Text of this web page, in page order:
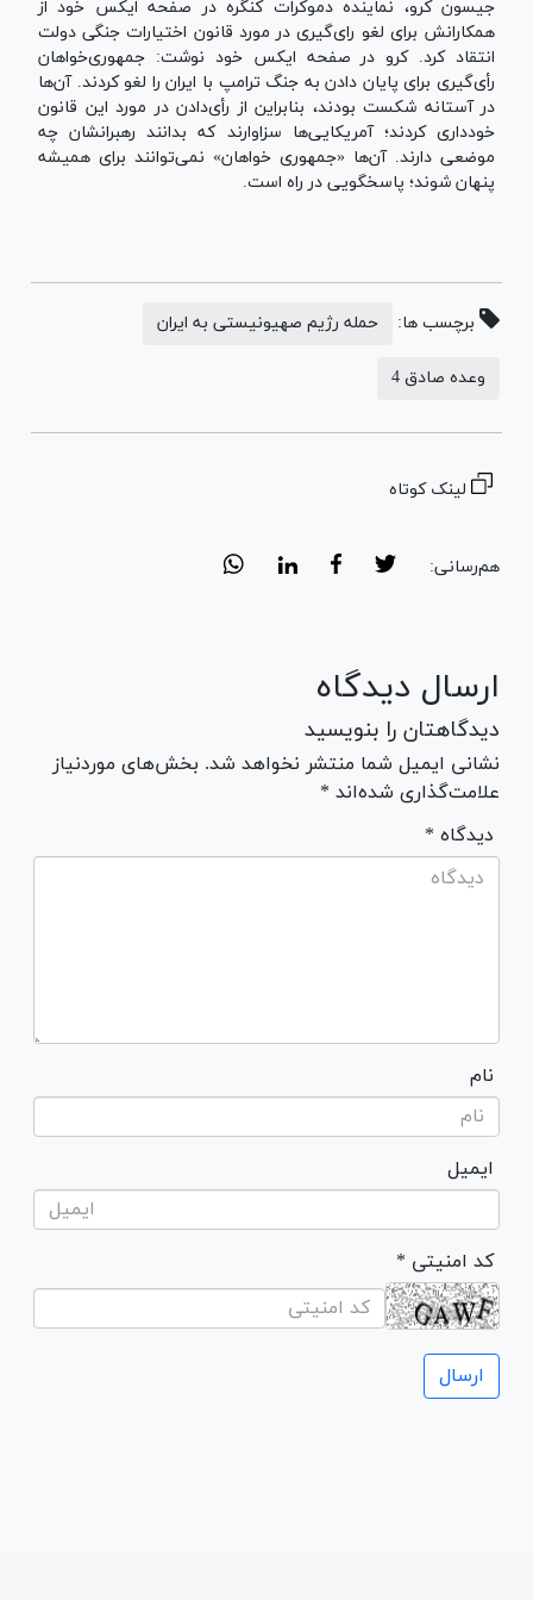
جیسون کرو،‌ نماینده دموکرات کنگره در صفحه ایکس خود از
همکارانش برای لغو رای‌گیری در مورد قانون اختیارات جنگی دولت
انتقاد کرد. کرو در صفحه ایکس خود نوشت: جمهوری‌خواهان
رأی‌گیری برای پایان دادن به جنگ ترامپ با ایران را لغو کردند. آن‌ها
در آستانه شکست بودند، بنابراین از رأی‌دادن در مورد این قانون
خودداری کردند؛ آمریکایی‌ها سزاوارند که بدانند رهبرانشان چه
موضعی دارند. آن‌‎ها «جمهوری خواهان» نمی‌توانند برای همیشه
پنهان شوند؛ پاسخگویی در راه است.
برچسب ها: حمله رژیم صهیونیستی به ایران
وعده صادق 4
لینک کوتاه
هم‌رسانی:
ارسال دیدگاه
دیدگاهتان را بنویسید
نشانی ایمیل شما منتشر نخواهد شد. بخش‌های موردنیاز
علامت‌گذاری شده‌اند *
* دیدگاه
نام
ایمیل
* کد امنیتی